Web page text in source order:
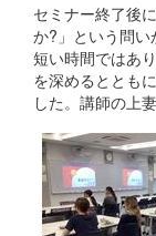
セミナー終了後
か?」という問い
短い時間ではあ
を深めるととも
した。講師の上